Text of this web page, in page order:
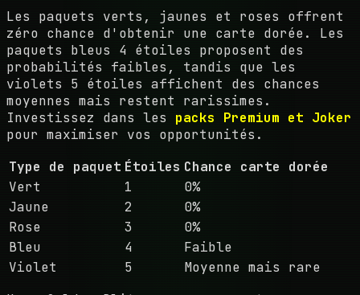
Les paquets verts, jaunes et roses offrent
zéro chance d'obtenir une carte dorée. Les
paquets bleus 4 étoiles proposent des
probabilités faibles, tandis que les
violets 5 étoiles affichent des chances
moyennes mais restent rarissimes.
Investissez dans les packs Premium et Joker
pour maximiser vos opportunités.
Type de paquet Étoiles Chance carte dorée
Vert
1
0%
Jaune
2
0%
Rose
3
0%
Bleu
4
Faible
Violet
5
Moyenne mais rare